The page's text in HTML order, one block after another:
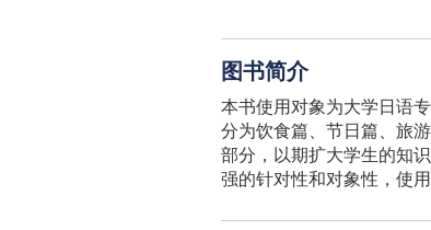
图书简介
本书使用对象为大学日语
分为饮食篇、节日篇、旅
部分，以期扩大学生的知
强的针对性和对象性，使